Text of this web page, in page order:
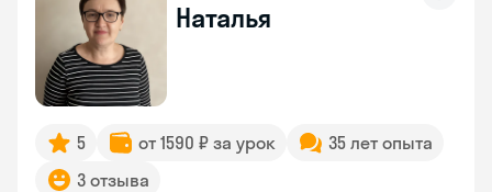
Наталья
5 от 1590 ₽ за урок
35 лет опыта
3 отзыва